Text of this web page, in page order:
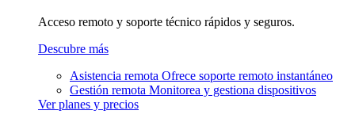
Acceso remoto y soporte técnico rápidos y seguros.
Descubre más
Asistencia remota Ofrece soporte remoto instantáneo
Gestión remota Monitorea y gestiona dispositivos
Ver planes y precios